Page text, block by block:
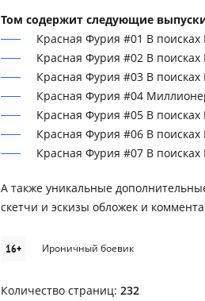
Том содержит следующие
Красная Фурия #01 В поисках
Красная Фурия #02 В поисках
Красная Фурия #03 В поисках
Красная Фурия #04
Красная Фурия #05 В поисках
Красная Фурия #06 В поисках
Красная Фурия #07 В поисках
А также уникальные
скетчи и эскизы обложек и
16+ Ироничный боевик
Количество страниц: 232